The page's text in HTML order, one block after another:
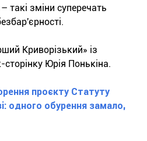
такі зміни суперечать
Криворізький» із
Юрія Понькіна.
проєкту Статуту
одного обурення замало,